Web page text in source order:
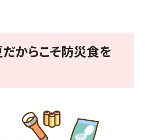
からこそ防災食を